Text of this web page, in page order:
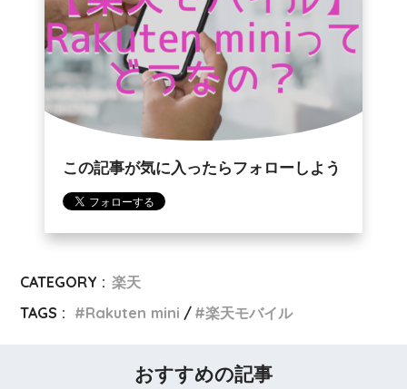
この記事が気に入ったらフォローしよう
CATEGORY : 楽天
TAGS :
Rakuten mini 楽天モバイル
おすすめの記事